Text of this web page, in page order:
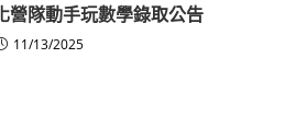
營隊動手玩數學錄取公告
11/13/2025